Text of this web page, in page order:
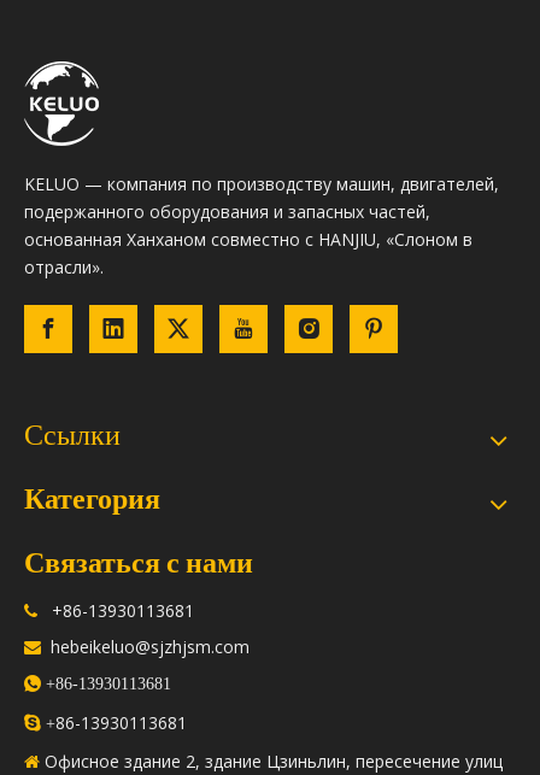
KELUO — компания по производству машин, двигателей,
подержанного оборудования и запасных частей,
основанная Ханханом совместно с HANJIU, «Слоном в
отрасли».
Ссылки
Категория
Связаться с нами
 +86-13930113681
 hebeikeluo@sjzhjsm.com
 +86-13930113681
 +86-13930113681
 Офисное здание 2, здание Цзиньлин, пересечение улиц